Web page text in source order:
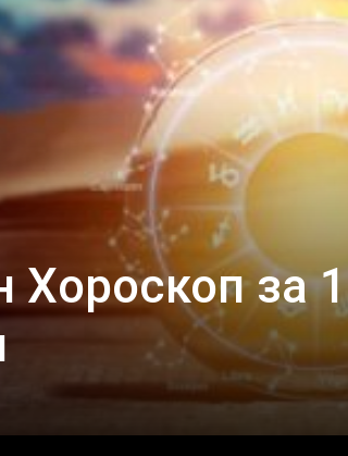
Хороскоп за